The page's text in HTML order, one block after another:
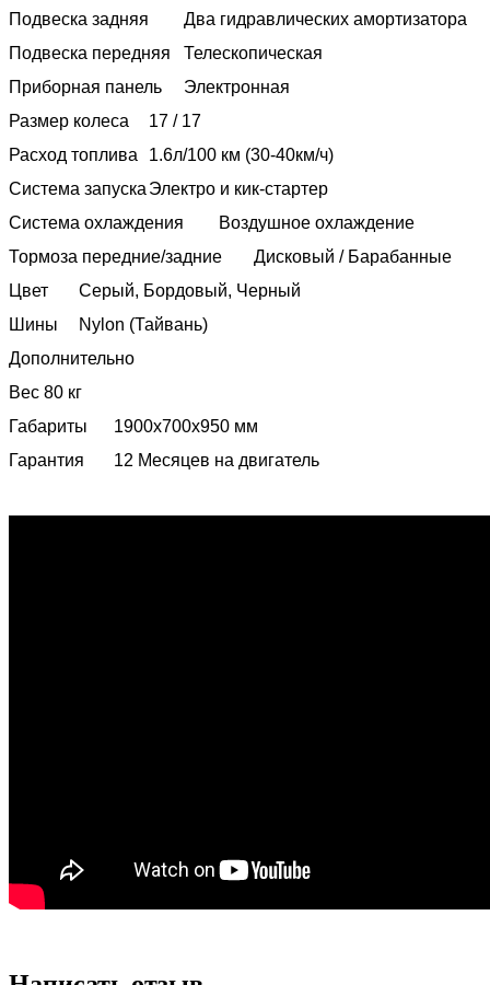
Подвеска задняя
Два гидравлических амортизатора
Подвеска передняя
Телескопическая
Приборная панель
Электронная
Размер колеса
17 / 17
Расход топлива
1.6л/100 км (30-40км/ч)
Система запуска Электро и кик-стартер
Система охлаждения
Воздушное охлаждение
Тормоза передние/задние
Дисковый / Барабанные
Цвет
Серый, Бордовый, Черный
Шины
Nylon (Тайвань)
Дополнительно
Вес 80 кг
Габариты
1900х700х950 мм
Гарантия
12 Месяцев на двигатель